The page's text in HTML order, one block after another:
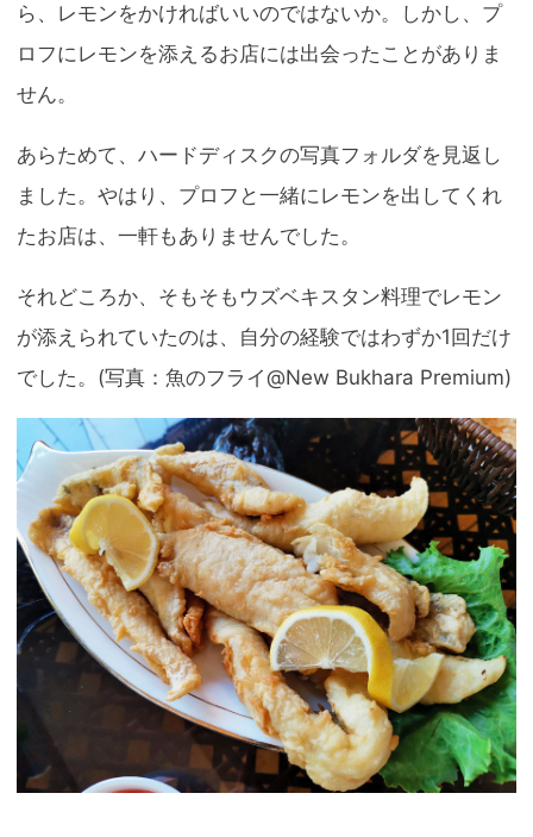
ら、レモンをかければいいのではないか。しかし、プ
ロフにレモンを添えるお店には出会ったことがありま
せん。
あらためて、ハードディスクの写真フォルダを見返し
ました。やはり、プロフと一緒にレモンを出してくれ
たお店は、一軒もありませんでした。
それどころか、そもそもウズベキスタン料理でレモン
が添えられていたのは、自分の経験ではわずか1回だけ
でした。(写真：魚のフライ@New Bukhara Premium)